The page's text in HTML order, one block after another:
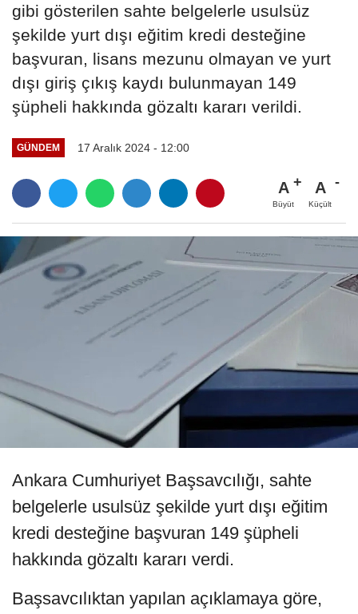
gibi gösterilen sahte belgelerle usulsüz
şekilde yurt dışı eğitim kredi desteğine
başvuran, lisans mezunu olmayan ve yurt
dışı giriş çıkış kaydı bulunmayan 149
şüpheli hakkında gözaltı kararı verildi.
GÜNDEM 17 Aralık 2024 - 12:00
A
Büyüt
A
Küçült
Ankara Cumhuriyet Başsavcılığı, sahte
belgelerle usulsüz şekilde yurt dışı eğitim
kredi desteğine başvuran 149 şüpheli
hakkında gözaltı kararı verdi.
Başsavcılıktan yapılan açıklamaya göre,